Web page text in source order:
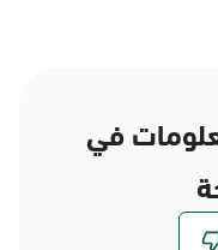
في